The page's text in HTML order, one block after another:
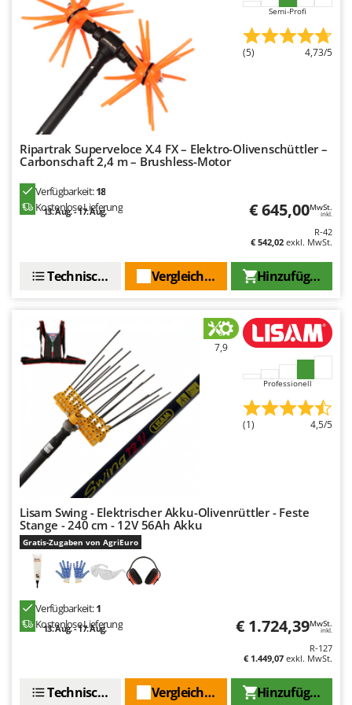
Rato
Reber
Redback
Resto Italia
Ribimex
Ripartrak
Ritter
River Systems
Robomow
Rossofuoco
Royal Food
S.T.P.
Santos
Sbaraglia
Schnitzer
Seven Italy
Shark
Shindaiwa
Simatech
Sirman
Skil
Smeg
Spice Electronics
Semi-Profi
(5) 4,73/5
Ripartrak Superveloce X.4 FX – Elektro-Olivenschüttler –
Carbonschaft 2,4 m – Brushless-Motor
Verfügbarkeit:18
Kostenlose Lieferung
13. Aug. - 17. Aug. € 645,00MwSt.
inkl.
R-42
€ 542,02 exkl. MwSt.
Hinzufügen
Vergleichen Sie
Technische Daten
7,9
Professionell
(1) 4,5/5
Lisam Swing - Elektrischer Akku-Olivenrüttler - Feste
Stange - 240 cm - 12V 56Ah Akku
Gratis-Zugaben von AgriEuro
Verfügbarkeit:1
Kostenlose Lieferung
13. Aug. - 17. Aug. € 1.724,39MwSt.
inkl.
R-127
€ 1.449,07 exkl. MwSt.
Hinzufügen
Vergleichen Sie
Technische Daten